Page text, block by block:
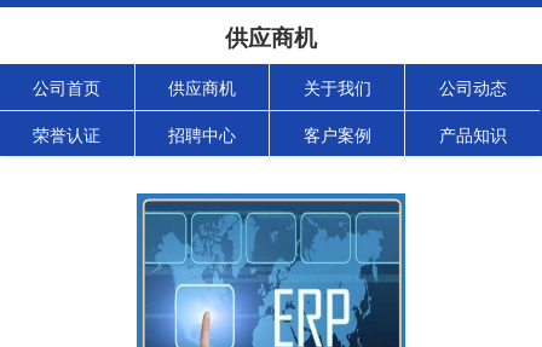
供应商机
公司首页 供应商机 关于我们 公司动态
荣誉认证 招聘中心 客户案例 产品知识